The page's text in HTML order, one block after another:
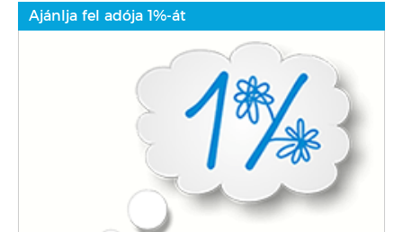
Ajánlja fel adója 1%-át